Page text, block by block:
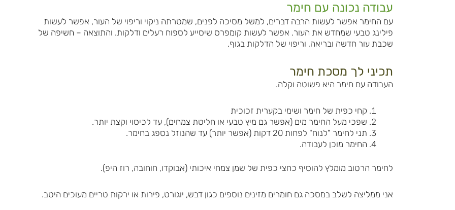
עבודה נכונה עם חימר
עם החימר אפשר לעשות הרבה דברים, למשל מסיכה לפנים, שמטרתה ניקוי וריפוי של העור, אפשר לעשות
פילינג טבעי שמחדש את העור. אפשר לעשות קומפרס שיסייע לספוח רעלים ודלקות. והתוצאה – חשיפה של
שכבת עור חדשה ובריאה, וריפוי של הדלקות בגוף.
תכיני לך מסכת חימר
העבודה עם חימר היא פשוטה וקלה.
קחי כפית של חימר ושימי בקערית זכוכית
שפכי מעל החימר מים (אפשר גם מיץ טבעי או חליטת צמחים), עד לכיסוי וקצת יותר.
תני לחימר "לנוח" לפחות 20 דקות (אפשר יותר) עד שהנוזל נספג בחימר.
החימר מוכן לעבודה.
לחימר הרטוב מומלץ להוסיף כחצי כפית של שמן צמחי איכותי (אבוקדו, חוחובה, רוז היפ).
אני ממליצה לשלב במסכה גם חומרים מזינים נוספים כגון דבש, יוגורט, פירות או ירקות טריים מעוכים היטב.